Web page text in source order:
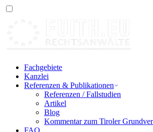
Fachgebiete
Kanzlei
Referenzen & Publikationen
Referenzen / Fallstudien
Artikel
Blog
Kommentar zum Tiroler
FAQ